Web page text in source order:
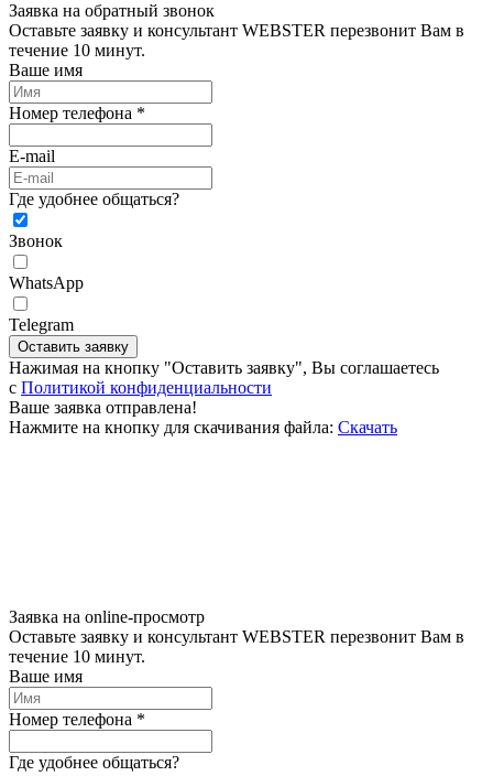
Заявка на обратный звонок
Оставьте заявку и консультант WEBSTER перезвонит Вам в
течение 10 минут.
Ваше имя
Номер телефона *
E-mail
Где удобнее общаться?
Звонок
WhatsApp
Telegram
Оставить заявку
Нажимая на кнопку "Оставить заявку", Вы соглашаетесь
c Политикой конфиденциальности
Ваше заявка отправлена!
Нажмите на кнопку для скачивания файла: Скачать
Заявка на online-просмотр
Оставьте заявку и консультант WEBSTER перезвонит Вам в
течение 10 минут.
Ваше имя
Номер телефона *
Где удобнее общаться?